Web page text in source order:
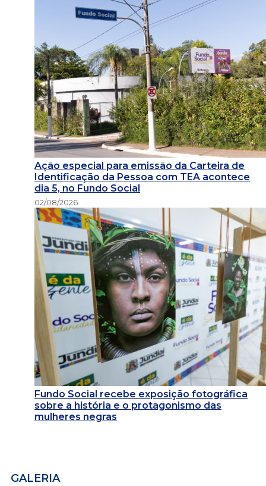
Ação especial para emissão da Carteira de
Identificação da Pessoa com TEA acontece
dia 5, no Fundo Social
02/08/2026
Fundo Social recebe exposição fotográfica
sobre a história e o protagonismo das
mulheres negras
GALERIA